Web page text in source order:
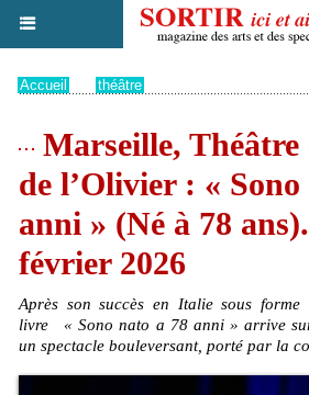
Accueil théâtre
Marseille, Théâtre
de l’Olivier : «
anni » (Né à 78
février 2026
Après son succès en Italie sous
livre « Sono nato a 78 anni » arrive
un spectacle bouleversant, porté par la